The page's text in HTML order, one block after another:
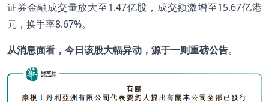
证券金融成交量放大至1.47亿股，成交额激增至15.67亿港
元，换手率8.67%。
从消息面看，今日该股大幅异动，源于一则重磅公告。